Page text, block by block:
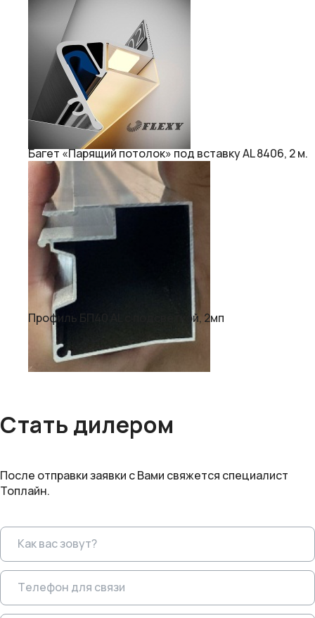
Багет «Парящий потолок» под вставку AL 8406, 2 м.
Профиль БП40 AL с подсветкой, 2мп
Стать дилером
После отправки заявки с Вами свяжется специалист
Топлайн.